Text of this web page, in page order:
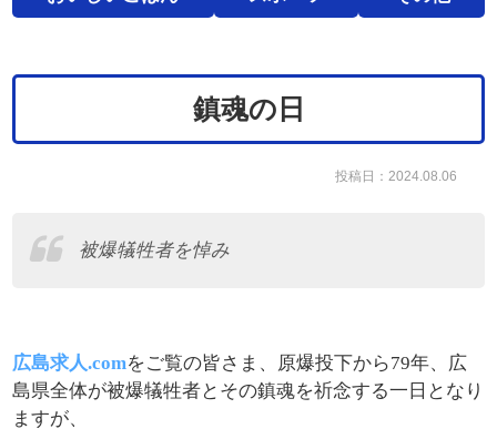
鎮魂の日
投稿日：2024.08.06
被爆犠牲者を悼み
広島求人.comをご覧の皆さま、原爆投下から79年、 広
島県全体が被爆犠牲者とその鎮魂を祈念する一日となり
ますが、